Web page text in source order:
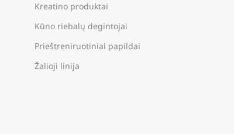
Kreatino produktai
Kūno riebalų degintojai
Prieštreniruotiniai papildai
Žalioji linija